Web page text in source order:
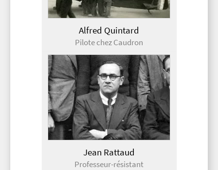
Alfred Quintard
Pilote chez Caudron
Jean Rattaud
Professeur-résistant